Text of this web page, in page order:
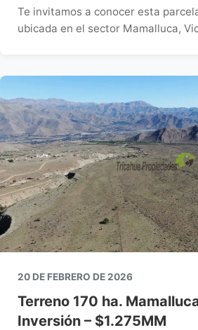
Te invitamos a conocer esta
ubicada en el sector Mamalluca,
20 DE FEBRERO DE 2026
Terreno 170 ha.
Inversión – $1.275MM